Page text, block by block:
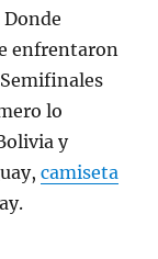
enfrentaron
Semifinales
lo
y
camiseta